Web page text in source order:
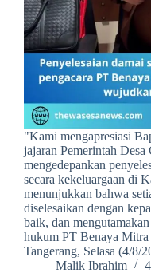
​"Kami mengapresiasi
jajaran Pemerintah Desa
mengedepankan
secara kekeluargaan di
menunjukkan bahwa
diselesaikan dengan
baik, dan
hukum PT Benaya
Tangerang, Selasa (4/8/
Malik Ibrahim